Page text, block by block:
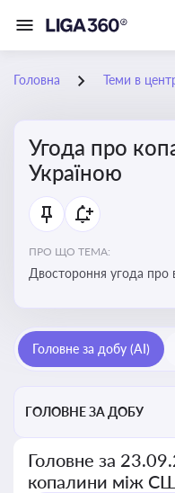
Головна Теми в
Угода про
Україною
ПРО ЩО ТЕМА:
Двостороння угода про
перспективи України
Головне за добу (AI)
ГОЛОВНЕ ЗА ДОБУ
Головне за
копалини між